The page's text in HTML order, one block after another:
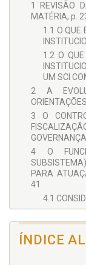
1 REVISÃO
MATÉRIA, p.
1.1 O QUE
1.2 O
UM SCI
2 A
3 O
4 O
PARA
41
4.1
4.2 A
INTERNOS
ÍNDICE